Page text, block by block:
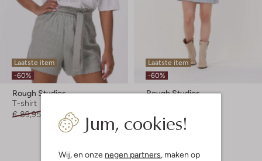
Jum, cookies!
Wij, en onze negen partners , maken op
Laatste item
-60%
Rough Studios
T-shirt
€ 89,95
€ 35,99
Laatste item
-60%
Rough Studios